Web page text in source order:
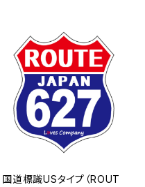
国道標識USタイプ（ROUT